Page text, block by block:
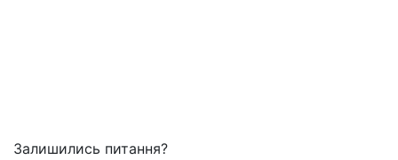
Залишились питання?